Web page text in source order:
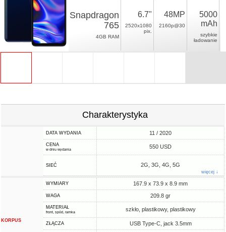
Snapdragon
765
4GB RAM
6.7"
2520x1080
pix.
48MP
2160p@30
5000
mAh
szybkie
ładowanie
Charakterystyka
DATA WYDANIA 11 / 2020
CENA
w dniu wydania 550 USD
SIEĆ 2G, 3G, 4G, 5G
więcej ↓
KORPUS
WYMIARY 167.9 x 73.9 x 8.9 mm
WAGA 209.8 gr
MATERIAŁ
front, spód, ramka szkło, plastikowy, plastikowy
ZŁĄCZA USB Type-C, jack 3.5mm